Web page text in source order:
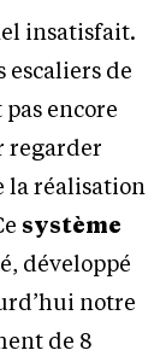
insatisfait.
escaliers de
pas encore
regarder
la réalisation
système
développé
notre
de 8